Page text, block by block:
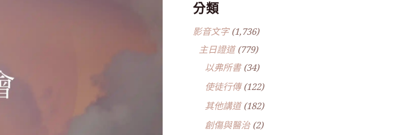
分類
影音文字(1,736)
主日證道(779)
以弗所書(34)
使徒行傳(122)
其他講道(182)
創傷與醫治(2)